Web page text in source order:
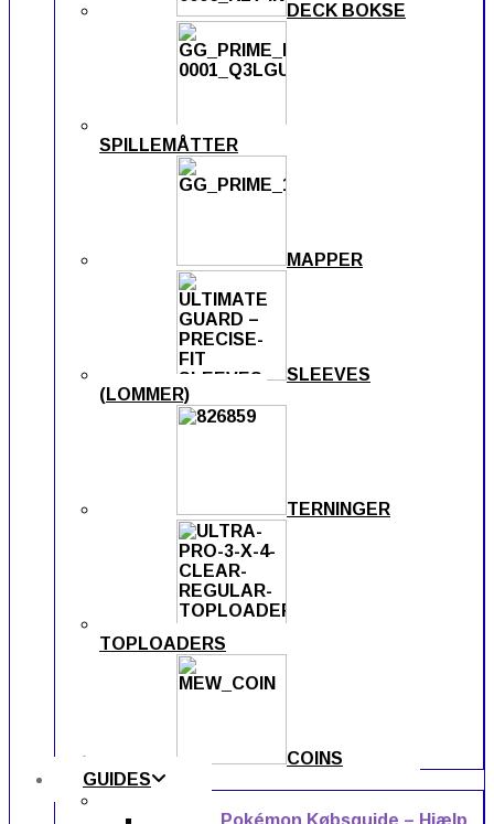
DECK BOKSE
SPILLEMÅTTER
MAPPER
SLEEVES
(LOMMER)
TERNINGER
TOPLOADERS
COINS
GUIDES
Pokémon Købsguide – Hjælp